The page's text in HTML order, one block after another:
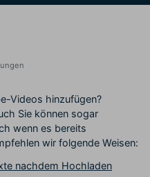
Videobearbeitungsfähigkeiten
DIY-Spezialeffekte
können
Freunde-werben-
Nachrichten und
Affiliate-Programm
Schalten Sie Partnerschaften
auf Unternehmensebene frei
Videos hinzufügen?
Sie können sogar
wenn es bereits
wir folgende Weisen:
nachdem Hochladen